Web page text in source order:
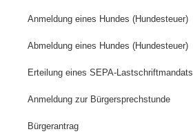
Anmeldung eines Hundes (Hundesteuer)
Abmeldung eines Hundes (Hundesteuer)
Erteilung eines SEPA-Lastschriftmandats
Anmeldung zur Bürgersprechstunde
Bürgerantrag